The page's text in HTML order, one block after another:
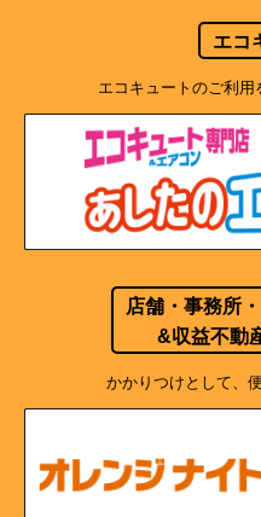
エコ
エコキュートのご利用
店舗・事務所
&収益不動
かかりつけとして、